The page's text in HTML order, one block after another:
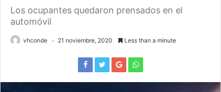
Los ocupantes quedaron prensados en el
automóvil
vhconde 21 noviembre, 2020 Less than a minute